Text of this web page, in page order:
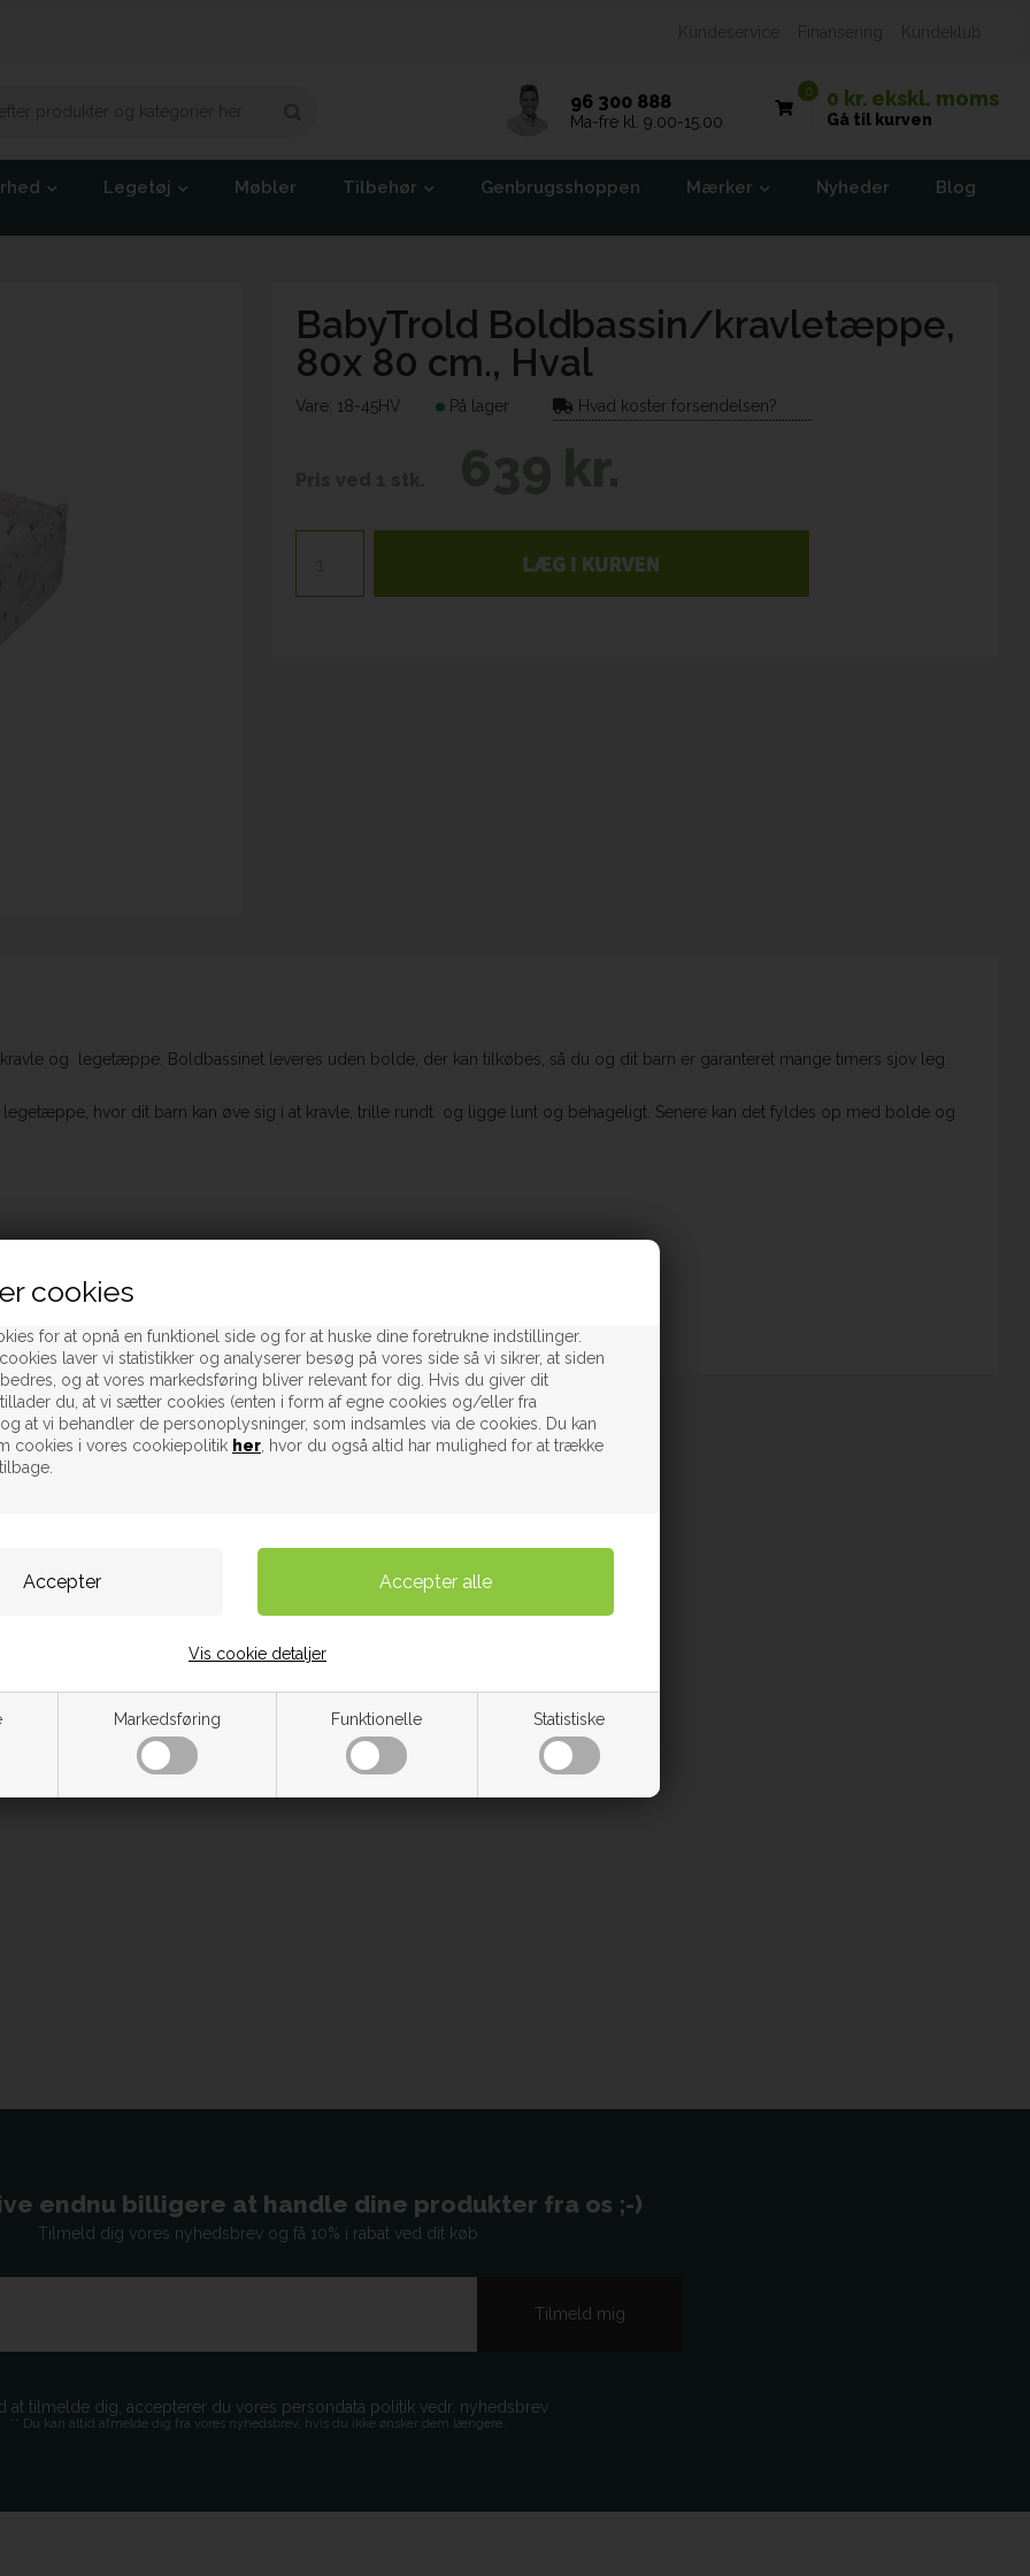
cookies
for at opnå en funktionel side og for at huske dine foretrukne indstillinger.
laver vi statistikker og analyserer besøg på vores side så vi sikrer, at siden
og at vores markedsføring bliver relevant for dig. Hvis du giver dit
du, at vi sætter cookies (enten i form af egne cookies og/eller fra
at vi behandler de personoplysninger, som indsamles via de cookies. Du kan
cookies i vores cookiepolitik her , hvor du også altid har mulighed for at trække
Markedsføring Funktionelle Statistiske
Vis cookie detaljer
96 300 888
Ma-fre kl. 9.00-15.00
0 0 kr. ekskl. moms
Gå til kurven
Legetøj Møbler Tilbehør Genbrugsshoppen Mærker Nyheder Blog
BabyTrold Boldbassin/kravletæppe,
80x 80 cm., Hval
Vare: 18-45HV På lager Hvad koster forsendelsen?
og legetæppe. Boldbassinet leveres uden bolde, der kan tilkøbes, så du og dit barn er garanteret mange timers sjov leg.
hvor dit barn kan øve sig i at kravle, trille rundt og ligge lunt og behageligt. Senere kan det fyldes op med bolde og
produkter
endnu billigere at handle dine produkter fra os ;-)
Tilmeld dig vores nyhedsbrev og få 10% i rabat ved dit køb
at tilmelde dig, accepterer du vores persondata politik vedr. nyhedsbrev
** Du kan altid afmelde dig fra vores nyhedsbrev, hvis du ikke ønsker dem længere.